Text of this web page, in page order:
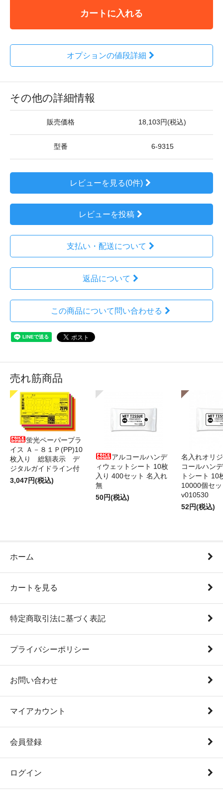
カートに入れる
オプションの値段詳細
その他の詳細情報
販売価格 18,103円(税込)
型番 6-9315
レビューを見る(0件)
レビューを投稿
支払い・配送について
返品について
この商品について問い合わせる
売れ筋商品
蛍光ペーパープラ
イス Ａ－８１Ｐ(PP)10
枚入り 総額表示 デ
ジタルガイドライン付
3,047円(税込)
アルコールハンデ
ィウェットシート 10枚
入り 400セット 名入れ
無
50円(税込)
名入れオリ
コールハン
トシート 10
10000個セ
v010530
52円(税込)
ホーム
カートを見る
特定商取引法に基づく表記
プライバシーポリシー
お問い合わせ
マイアカウント
会員登録
ログイン